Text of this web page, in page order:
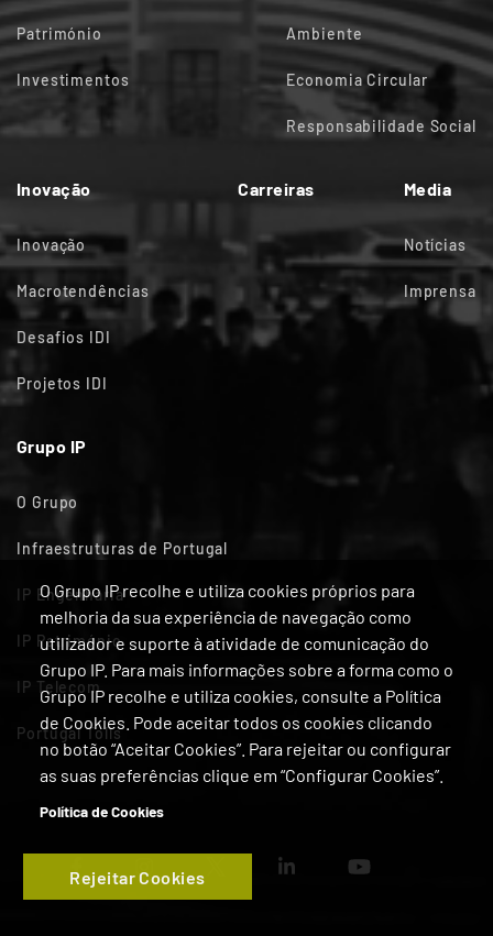
O Grupo IP recolhe e utiliza cookies próprios para
melhoria da sua experiência de navegação como
utilizador e suporte à atividade de comunicação do
Grupo IP. Para mais informações sobre a forma como o
Grupo IP recolhe e utiliza cookies, consulte a Política
de Cookies. Pode aceitar todos os cookies clicando
no botão “Aceitar Cookies”. Para rejeitar ou configurar
as suas preferências clique em “Configurar Cookies”.
Política de Cookies
Rejeitar Cookies
Património
Investimentos
Ambiente
Economia Circular
Responsabilidade Social
Inovação
Inovação
Macrotendências
Desafios IDI
Projetos IDI
Carreiras Media
Notícias
Imprensa
Grupo IP
O Grupo
Infraestruturas de Portugal
IP Engenharia
IP Património
IP Telecom
Portugal Tolls